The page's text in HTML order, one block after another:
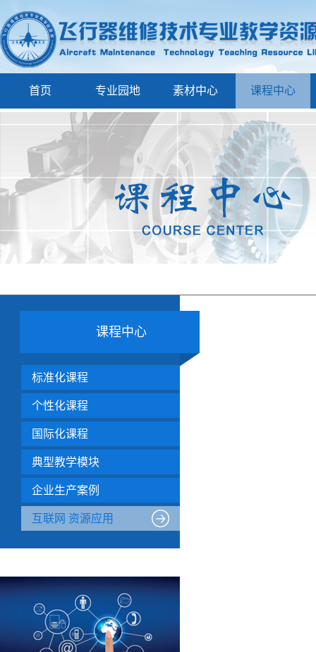
首页 专业园地 素材中心 课程中心
课程中心
标准化课程
个性化课程
国际化课程
典型教学模块
企业生产案例
互联网 资源应用